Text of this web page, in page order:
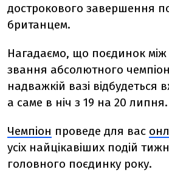
дострокового завершення
британцем.
Нагадаємо, що поєдинок
звання абсолютного
надважкій вазі відбудеться
а саме в ніч з 19 на 20 липня.
Чемпіон проведе для вас
усіх найцікавіших подій
головного поєдинку року.